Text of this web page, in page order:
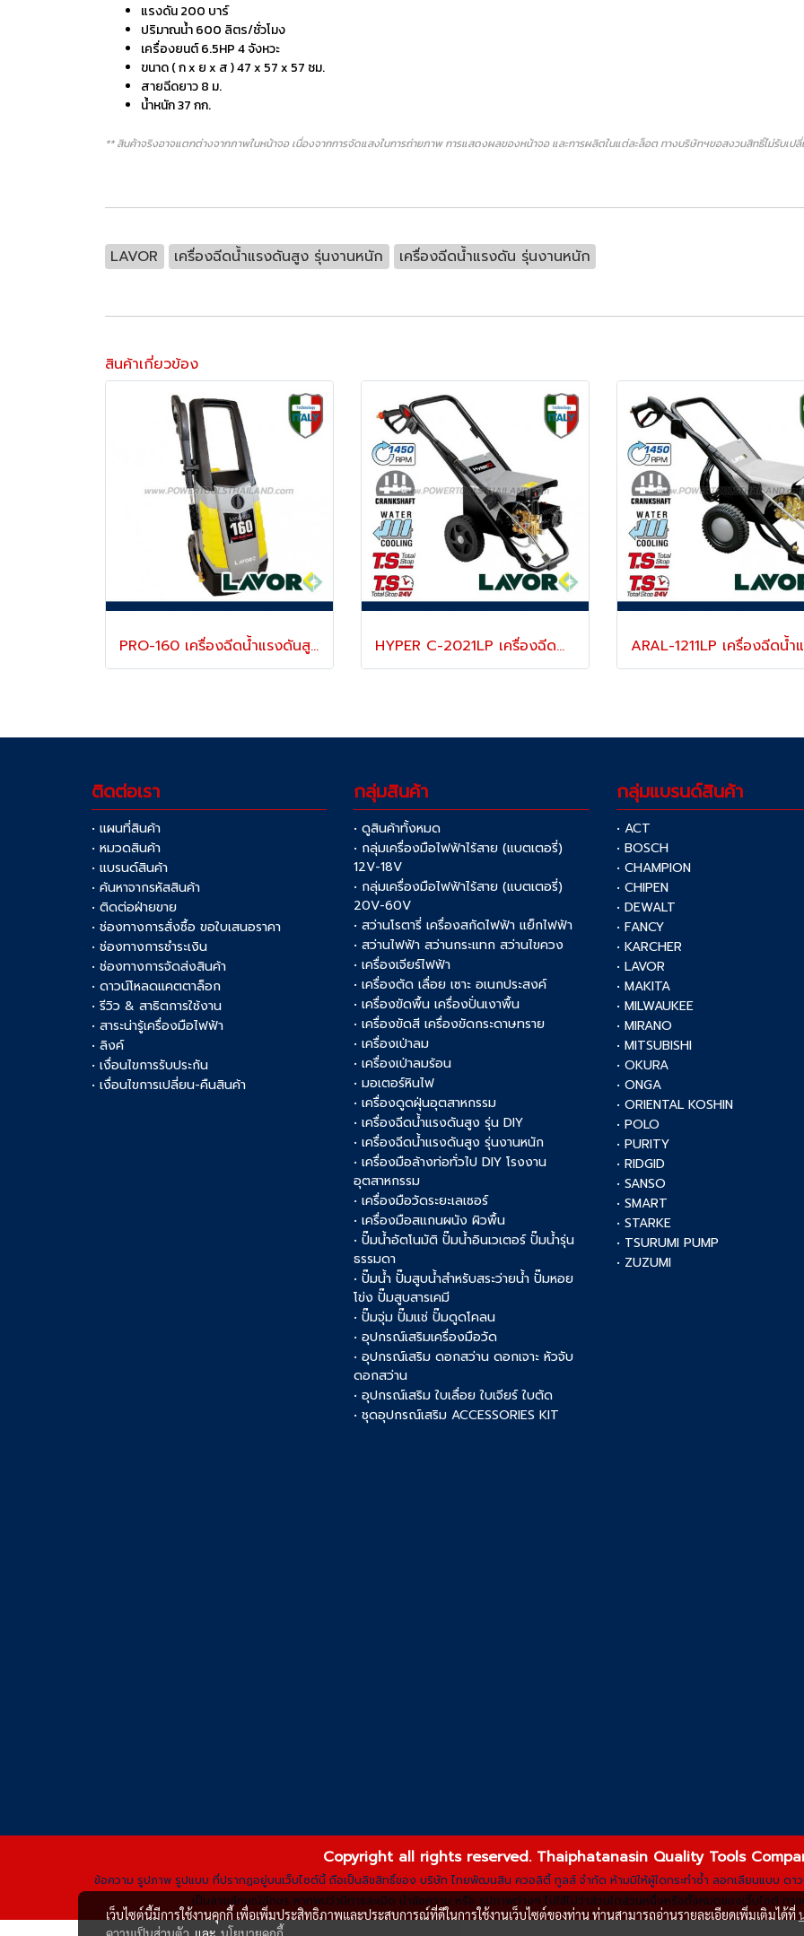
แรงดัน 200 บาร์
ปริมาณน้ำ 600 ลิตร/ชั่วโมง
เครื่องยนต์ 6.5HP 4 จังหวะ
ขนาด ( ก x ย x ส ) 47 x 57 x 57 ซม.
สายฉีดยาว 8 ม.
น้ำหนัก 37 กก.
** สินค้าจริงอาจแตกต่างจากภาพในหน้าจอ เนื่องจากการจัดแสงในการถ่ายภาพ การแสดงผลของหน้าจอ และการผลิตในแต่ละล็อต ทางบริษัทฯขอสงวนสิทธิ์ไม่รับเป
LAVOR เครื่องฉีดน้ำแรงดันสูง รุ่นงานหนัก เครื่องฉีดน้ำแรงดัน รุ่นงานหนัก
สินค้าเกี่ยวข้อง
PRO-160 เครื่องฉีดน้ำแรงดันสูง 160 บาร์ HYPER C-2021LP เครื่องฉีดน้ำแรงดันสูง 200 (น้ำเย็น)
ติดต่อเรา
• แผนที่สินค้า
• หมวดสินค้า
• แบรนด์สินค้า
• ค้นหาจากรหัสสินค้า
• ติดต่อฝ่ายขาย
• ช่องทางการสั่งซื้อ ขอใบเสนอราคา
• ช่องทางการชำระเงิน
• ช่องทางการจัดส่งสินค้า
• ดาวน์โหลดแคตตาล็อก
• รีวิว & สาธิตการใช้งาน
• สาระน่ารู้เครื่องมือไฟฟ้า
• ลิงค์
• เงื่อนไขการรับประกัน
• เงื่อนไขการเปลี่ยน-คืนสินค้า
กลุ่มสินค้า
• ดูสินค้าทั้งหมด
• กลุ่มเครื่องมือไฟฟ้าไร้สาย (แบตเตอรี่)
12V-18V
• กลุ่มเครื่องมือไฟฟ้าไร้สาย (แบตเตอรี่)
20V-60V
• สว่านโรตารี่ เครื่องสกัดไฟฟ้า แย็กไฟฟ้า
• สว่านไฟฟ้า สว่านกระแทก สว่านไขควง
• เครื่องเจียร์ไฟฟ้า
• เครื่องตัด เลื่อย เซาะ อเนกประสงค์
• เครื่องขัดพื้น เครื่องปั่นเงาพื้น
• เครื่องขัดสี เครื่องขัดกระดาษทราย
• เครื่องเป่าลม
• เครื่องเป่าลมร้อน
• มอเตอร์หินไฟ
• เครื่องดูดฝุ่นอุตสาหกรรม
• เครื่องฉีดน้ำแรงดันสูง รุ่น DIY
• เครื่องฉีดน้ำแรงดันสูง รุ่นงานหนัก
• เครื่องมือล้างท่อทั่วไป DIY โรงงาน
อุตสาหกรรม
• เครื่องมือวัดระยะเลเซอร์
• เครื่องมือสแกนผนัง ผิวพื้น
• ปั๊มน้ำอัตโนมัติ ปั๊มน้ำอินเวเตอร์ ปั๊มน้ำรุ่น
ธรรมดา
• ปั๊มน้ำ ปั๊มสูบน้ำสำหรับสระว่ายน้ำ ปั๊มหอย
โข่ง ปั๊มสูบสารเคมี
• ปั๊มจุ่ม ปั๊มแช่ ปั๊มดูดโคลน
• อุปกรณ์เสริมเครื่องมือวัด
• อุปกรณ์เสริม ดอกสว่าน ดอกเจาะ หัวจับ
ดอกสว่าน
• อุปกรณ์เสริม ใบเลื่อย ใบเจียร์ ใบตัด
• ชุดอุปกรณ์เสริม ACCESSORIES KIT
กลุ่มแบรนด์สินค้า
• ACT
• BOSCH
• CHAMPION
• CHIPEN
• DEWALT
• FANCY
• KARCHER
• LAVOR
• MAKITA
• MILWAUKEE
• MIRANO
• MITSUBISHI
• OKURA
• ONGA
• ORIENTAL KOSHIN
• POLO
• PURITY
• RIDGID
• SANSO
• SMART
• STARKE
• TSURUMI PUMP
• ZUZUMI
Copyright all rights reserved. Thaiphatanasin Quality Tools
ข้อความ รูปภาพ รูปแบบ ที่ปรากฏอยู่บนเว็บไซต์นี้ ถือเป็นลิขสิทธิ์ของ บริษัท ไทยพัฒนสิน ควอลิตี้ ทูลส์ จำกัด ห้ามมิให้ผู้ใดกระทำซ้ำ ลอกเลียนแบบ ดา
เป็นลายลักษณ์อักษร หากพบว่ามีการละเมิด นำข้อความ หรือ รูปภาพต่างๆ ไปใช้ไม่ว่าส่วนใดส่วนหนึ่งหรือทั้งหมดของเว็บไซต์ ท
เว็บไซต์นี้มีการใช้งานคุกกี้ เพื่อเพิ่มประสิทธิภาพและประสบการณ์ที่ดีในการใช้งานเว็บไซต์ของท่าน ท่านสามารถอ่านรายละเอียดเพิ่มเติมได้ที่